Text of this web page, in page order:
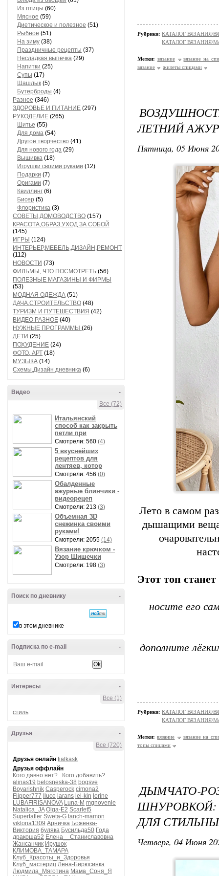
Из птицы (60)
Мясное (59)
Диетическое и полезное (51)
Рыбное (51)
На зиму (38)
Праздничные рецепты (37)
Несладкая выпечка (29)
Напитки (25)
Супы (17)
Шашлык (5)
Бутерброды (4)
Разное (346)
ЗДОРОВЬЕ И ПИТАНИЕ (297)
РУКОДЕЛИЕ (265)
Шитье (55)
Для дома (54)
Другое творчество (41)
Для нового года (29)
Вышивка (18)
Игрушки своими руками (12)
Подарки (7)
Оригами (7)
Квиллинг (6)
Бисер (5)
Флористика (3)
СОВЕТЫ,ДОМОВОДСТВО (157)
КРАСОТА,ОБРАЗ,УХОД ЗА СОБОЙ
(145)
ИГРЫ (124)
ИНТЕРЬЕР,МЕБЕЛЬ,ДИЗАЙН,РЕМОНТ
(112)
НОВОСТИ (73)
ФИЛЬМЫ, ЧТО ПОСМОТРЕТЬ (56)
ПОЛЕЗНЫЕ МАГАЗИНЫ И ФИРМЫ
(53)
МОДНАЯ ОДЕЖДА (51)
ДАЧА,СТРОИТЕЛЬСТВО (48)
ТУРИЗМ И ПУТЕШЕСТВИЯ (42)
ВИДЕО РАЗНОЕ (40)
НУЖНЫЕ ПРОГРАММЫ (26)
ДЕТИ (25)
ПОХУДЕНИЕ (24)
ФОТО, АРТ (18)
МУЗЫКА (14)
Схемы,Дизайн дневника (6)
-
Видео
Все (72)
Итальянский
способ как закрыть
петли при
Смотрели: 560 (4)
5 вкуснейших
рецептов для
лентяев, котор
Смотрели: 456 (0)
Обалденные
ажурные блинчики -
видеорецеп
Смотрели: 213 (3)
Объемная 3D
снежинка своими
руками!
Смотрели: 2055 (14)
Вязание крючком -
Узор Шишечки
Смотрели: 198 (3)
-
Поиск по дневнику
в этом дневнике
-
Подписка по e-mail
-
Интересы
Все (1)
стиль
-
Друзья
Все (720)
Друзья онлайн fialkask
Друзья оффлайн
Кого давно нет?
Кого добавить?
alinas19 belosneska-38 bogsve
Boyarishnik Casperock cimona2
Flipper777
Iluce larans lel-kin lorine
LUBAFIRISANOVA Luna-M mgnovenie
Natalica_JA Olga-E2 Scarlet5
Supertatler Sweta-G tanch-mamon
viktoria1309 Арничка Боженка-
Виктория буляка Бусильда50 Года
дракоша52 Елена__Станиславовна
Жансанчик Ирушок
КЛИМОВА_ТАМАРА
Клуб_Красоты_и_Здоровья
Клуб_мастериц Лена-Бирюсинка
Людмила_Мяготина Мама_Соня_Я
Рубрики: КАТАЛОГ ВЯЗАНИЯ/
КАТАЛОГ ВЯЗАНИЯ/
Метки: вязание
вязание на
вязание
жилеты спицами
ЛЕТНИЙ
Пятница, 05 Июня
Лето в самом
дышащими
Этот топ
носите его
дополните
Рубрики: КАТАЛОГ ВЯЗАНИЯ/
КАТАЛОГ ВЯЗАНИЯ/
Метки: вязание
вязание на
топы спицами
ДЛЯ
Четверг, 04 Июня